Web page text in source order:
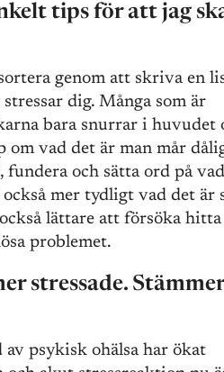
tips för att jag
genom att skriva en
dig. Många som är
bara snurrar i huvudet
om vad det är man mår
fundera och sätta ord på
mer tydligt vad det är
lättare att försöka
problemet.
stressade. Stämmer
psykisk ohälsa har ökat